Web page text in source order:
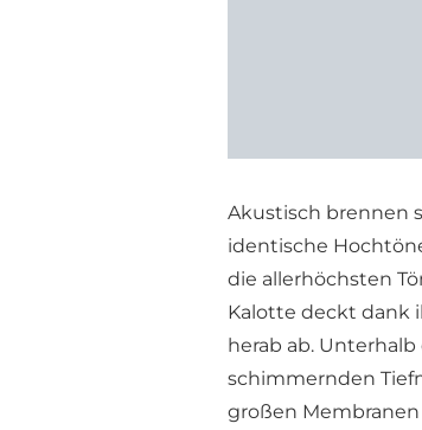
Akustisch brennen
identische
die allerhöchsten
Kalotte deckt dank
herab ab.
schimmernden
großen Membranen